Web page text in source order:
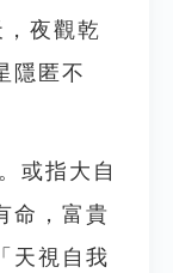
夜觀乾
隱匿不
或指大自
命，富貴
天視自我